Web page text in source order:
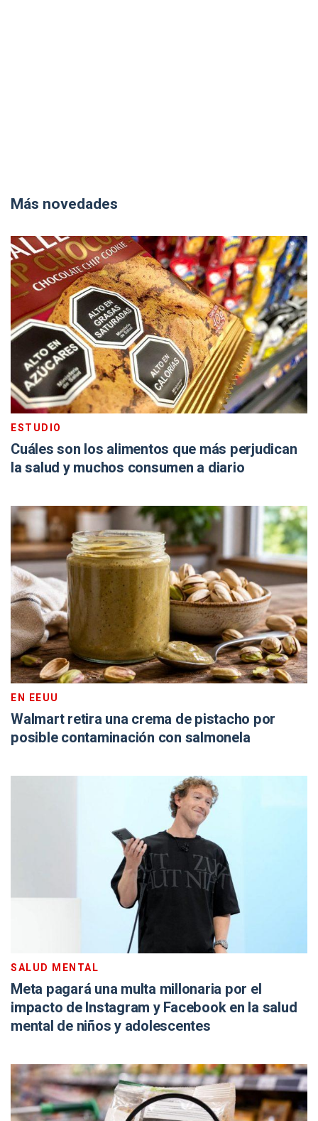
Más novedades
ESTUDIO
Cuáles son los alimentos que más perjudican
la salud y muchos consumen a diario
EN EEUU
Walmart retira una crema de pistacho por
posible contaminación con salmonela
SALUD MENTAL
Meta pagará una multa millonaria por el
impacto de Instagram y Facebook en la salud
mental de niños y adolescentes